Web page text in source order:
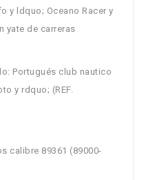
y ldquo; Oceano Racer y
yate de carreras
Portugués club nautico
y rdquo; (REF.
calibre 89361 (89000-